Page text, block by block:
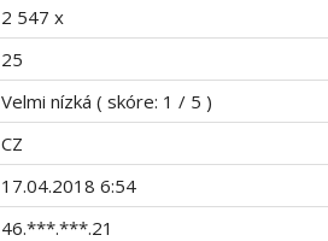
2 547 x
25
Velmi nízká ( skóre: 1 / 5 )
CZ
17.04.2018 6:54
46.***.***.21